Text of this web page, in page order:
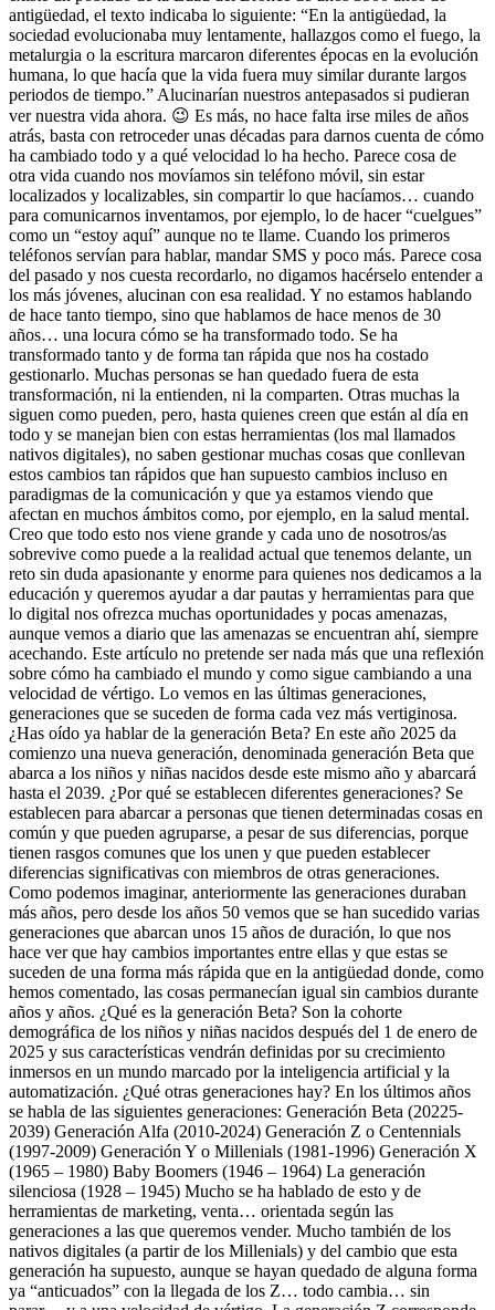
antigüedad, el texto indicaba lo siguiente: “En la antigüedad, la
sociedad evolucionaba muy lentamente, hallazgos como el fuego, la
metalurgia o la escritura marcaron diferentes épocas en la evolución
humana, lo que hacía que la vida fuera muy similar durante largos
periodos de tiempo.” Alucinarían nuestros antepasados si pudieran
ver nuestra vida ahora. 😉 Es más, no hace falta irse miles de años
atrás, basta con retroceder unas décadas para darnos cuenta de cómo
ha cambiado todo y a qué velocidad lo ha hecho. Parece cosa de
otra vida cuando nos movíamos sin teléfono móvil, sin estar
localizados y localizables, sin compartir lo que hacíamos… cuando
para comunicarnos inventamos, por ejemplo, lo de hacer “cuelgues”
como un “estoy aquí” aunque no te llame. Cuando los primeros
teléfonos servían para hablar, mandar SMS y poco más. Parece cosa
del pasado y nos cuesta recordarlo, no digamos hacérselo entender a
los más jóvenes, alucinan con esa realidad. Y no estamos hablando
de hace tanto tiempo, sino que hablamos de hace menos de 30
años… una locura cómo se ha transformado todo. Se ha
transformado tanto y de forma tan rápida que nos ha costado
gestionarlo. Muchas personas se han quedado fuera de esta
transformación, ni la entienden, ni la comparten. Otras muchas la
siguen como pueden, pero, hasta quienes creen que están al día en
todo y se manejan bien con estas herramientas (los mal llamados
nativos digitales), no saben gestionar muchas cosas que conllevan
estos cambios tan rápidos que han supuesto cambios incluso en
paradigmas de la comunicación y que ya estamos viendo que
afectan en muchos ámbitos como, por ejemplo, en la salud mental.
Creo que todo esto nos viene grande y cada uno de nosotros/as
sobrevive como puede a la realidad actual que tenemos delante, un
reto sin duda apasionante y enorme para quienes nos dedicamos a la
educación y queremos ayudar a dar pautas y herramientas para que
lo digital nos ofrezca muchas oportunidades y pocas amenazas,
aunque vemos a diario que las amenazas se encuentran ahí, siempre
acechando. Este artículo no pretende ser nada más que una reflexión
sobre cómo ha cambiado el mundo y como sigue cambiando a una
velocidad de vértigo. Lo vemos en las últimas generaciones,
generaciones que se suceden de forma cada vez más vertiginosa.
¿Has oído ya hablar de la generación Beta? En este año 2025 da
comienzo una nueva generación, denominada generación Beta que
abarca a los niños y niñas nacidos desde este mismo año y abarcará
hasta el 2039. ¿Por qué se establecen diferentes generaciones? Se
establecen para abarcar a personas que tienen determinadas cosas en
común y que pueden agruparse, a pesar de sus diferencias, porque
tienen rasgos comunes que los unen y que pueden establecer
diferencias significativas con miembros de otras generaciones.
Como podemos imaginar, anteriormente las generaciones duraban
más años, pero desde los años 50 vemos que se han sucedido varias
generaciones que abarcan unos 15 años de duración, lo que nos
hace ver que hay cambios importantes entre ellas y que estas se
suceden de una forma más rápida que en la antigüedad donde, como
hemos comentado, las cosas permanecían igual sin cambios durante
años y años. ¿Qué es la generación Beta? Son la cohorte
demográfica de los niños y niñas nacidos después del 1 de enero de
2025 y sus características vendrán definidas por su crecimiento
inmersos en un mundo marcado por la inteligencia artificial y la
automatización. ¿Qué otras generaciones hay? En los últimos años
se habla de las siguientes generaciones: Generación Beta (20225-
2039) Generación Alfa (2010-2024) Generación Z o Centennials
(1997-2009) Generación Y o Millenials (1981-1996) Generación X
(1965 – 1980) Baby Boomers (1946 – 1964) La generación
silenciosa (1928 – 1945) Mucho se ha hablado de esto y de
herramientas de marketing, venta… orientada según las
generaciones a las que queremos vender. Mucho también de los
nativos digitales (a partir de los Millenials) y del cambio que esta
generación ha supuesto, aunque se hayan quedado de alguna forma
ya “anticuados” con la llegada de los Z… todo cambia… sin